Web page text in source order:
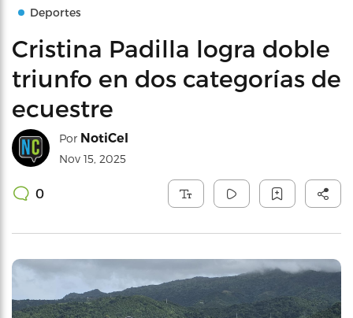
Deportes
Cristina Padilla logra doble
triunfo en dos categorías de
ecuestre
Por NotiCel
Nov 15, 2025
0